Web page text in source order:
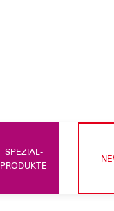
SPEZIAL-
PRODUKTE